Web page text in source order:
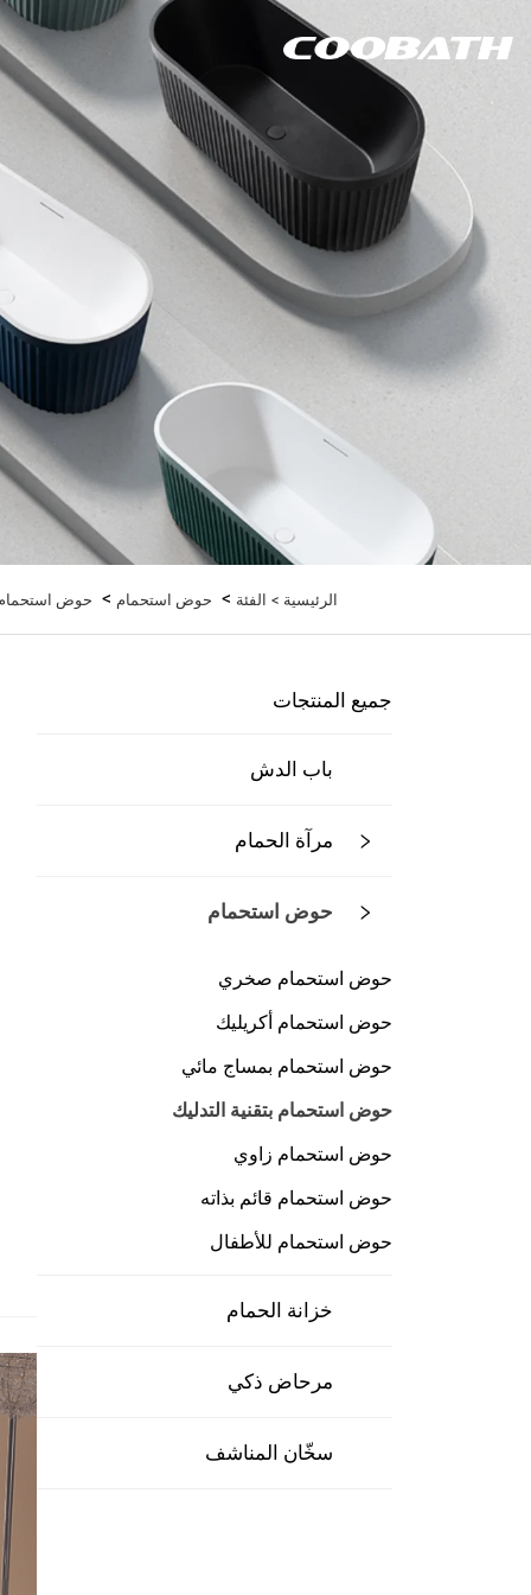
الرئيسية > الفئة > حوض استحمام > حوض استحمام
جميع المنتجات
باب الدش
مرآة الحمام
حوض استحمام
حوض استحمام صخري
حوض استحمام أكريليك
حوض استحمام بمساج مائي
حوض استحمام بتقنية التدليك
حوض استحمام زاوي
حوض استحمام قائم بذاته
حوض استحمام للأطفال
خزانة الحمام
مرحاض ذكي
سخّان المناشف